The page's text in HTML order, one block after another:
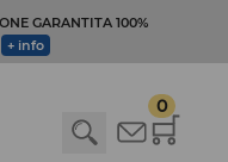
GARANTITA 100%
+ info
0